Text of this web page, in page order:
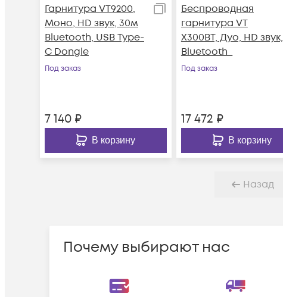
Гарнитура VT9200,
Моно, HD звук, 30м
Bluetooth, USB Type-
C Dongle
Под заказ
7 140 ₽
В корзину
Беспроводная
гарнитура VT
X300BT, Дуо, HD звук,
Bluetooth_
Под заказ
17 472 ₽
В корзину
Назад
Почему выбирают нас